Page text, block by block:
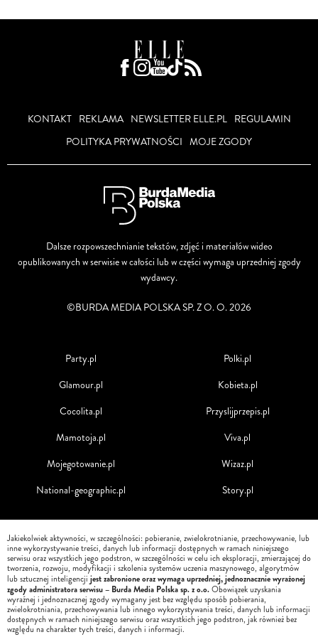
KONTAKT REKLAMA NEWSLETTER ELLE.PL
REGULAMIN
POLITYKA PRYWATNOŚCI MOJE ZGODY
Dalsze rozpowszechnianie tekstów, zdjęć i materiałów wideo
opublikowanych w serwisie w całości lub w części wymaga uprzedniej zgody
wydawcy.
©BURDA MEDIA POLSKA SP. Z O. O. 2026
Party.pl
Glamour.pl
Cocolita.pl
Mamotoja.pl
Mojegotowanie.pl
National-geographic.pl
Polki.pl
Kobieta.pl
Przyslijprzepis.pl
Viva.pl
Wizaz.pl
Story.pl
Jakiekolwiek aktywności, w szczególności: pobieranie, zwielokrotnianie, przechowywanie, lub
inne wykorzystywanie treści, danych lub informacji dostępnych w ramach niniejszego
serwisu oraz wszystkich jego podstron, w szczególności w celu ich eksploracji, zmierzającej do
tworzenia, rozwoju, modyfikacji i szkolenia systemów uczenia maszynowego, algorytmów
lub sztucznej inteligencji jest zabronione oraz wymaga uprzedniej, jednoznacznie wyrażonej
zgody administratora serwisu – Burda Media Polska sp. z o.o.Obowiązek uzyskania
wyraźnej i jednoznacznej zgody wymagany jest bez względu sposób pobierania,
zwielokrotniania, przechowywania lub innego wykorzystywania treści, danych lub informacji
dostępnych w ramach niniejszego serwisu oraz wszystkich jego podstron, jak również bez
względu na charakter tych treści, danych i informacji.